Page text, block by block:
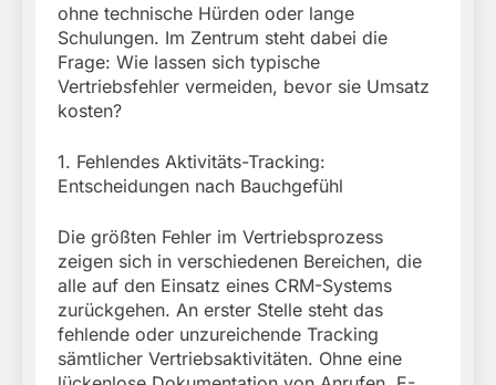
ohne technische Hürden oder lange
Schulungen. Im Zentrum steht dabei die
Frage: Wie lassen sich typische
Vertriebsfehler vermeiden, bevor sie Umsatz
kosten?
1. Fehlendes Aktivitäts-Tracking:
Entscheidungen nach Bauchgefühl
Die größten Fehler im Vertriebsprozess
zeigen sich in verschiedenen Bereichen, die
alle auf den Einsatz eines CRM-Systems
zurückgehen. An erster Stelle steht das
fehlende oder unzureichende Tracking
sämtlicher Vertriebsaktivitäten. Ohne eine